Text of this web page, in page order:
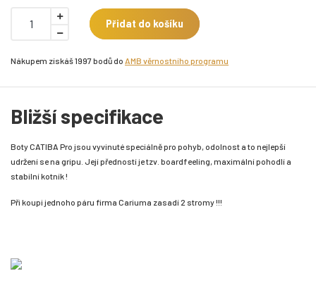
Přidat do košíku
Nákupem získáš 1997 bodů do AMB věrnostního programu
Bližší specifikace
Boty CATIBA Pro jsou vyvinuté speciálně pro pohyb, odolnost a to nejlepší
udržení se na gripu. Její předností je tzv. boardfeeling, maximální pohodlí a
stabilní kotník !
Při koupi jednoho páru firma Cariuma zasadí 2 stromy !!!